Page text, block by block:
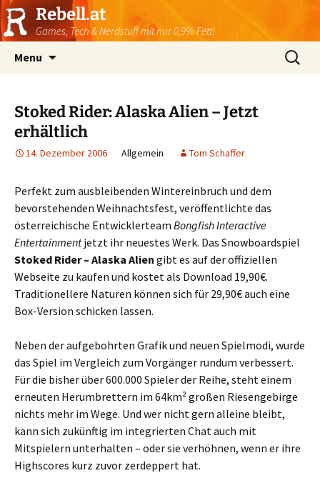
Rebell.at
Games, Tech & Nerdstuff mit nur 0,9% Fett!
Menu
Suchen
nach:
Stoked Rider: Alaska Alien – Jetzt
erhältlich
14. Dezember 2006 Allgemein Tom Schaffer
Perfekt zum ausbleibenden Wintereinbruch und dem
bevorstehenden Weihnachtsfest, veröffentlichte das
österreichische Entwicklerteam Bongfish Interactive
Entertainmentjetzt ihr neuestes Werk. Das Snowboardspiel
Stoked Rider – Alaska Alien gibt es auf der offiziellen
Webseite zu kaufen und kostet als Download 19,90€.
Traditionellere Naturen können sich für 29,90€ auch eine
Box-Version schicken lassen.
Neben der aufgebohrten Grafik und neuen Spielmodi, wurde
das Spiel im Vergleich zum Vorgänger rundum verbessert.
Für die bisher über 600.000 Spieler der Reihe, steht einem
erneuten Herumbrettern im 64km² großen Riesengebirge
nichts mehr im Wege. Und wer nicht gern alleine bleibt,
kann sich zukünftig im integrierten Chat auch mit
Mitspielern unterhalten – oder sie verhöhnen, wenn er ihre
Highscores kurz zuvor zerdeppert hat.